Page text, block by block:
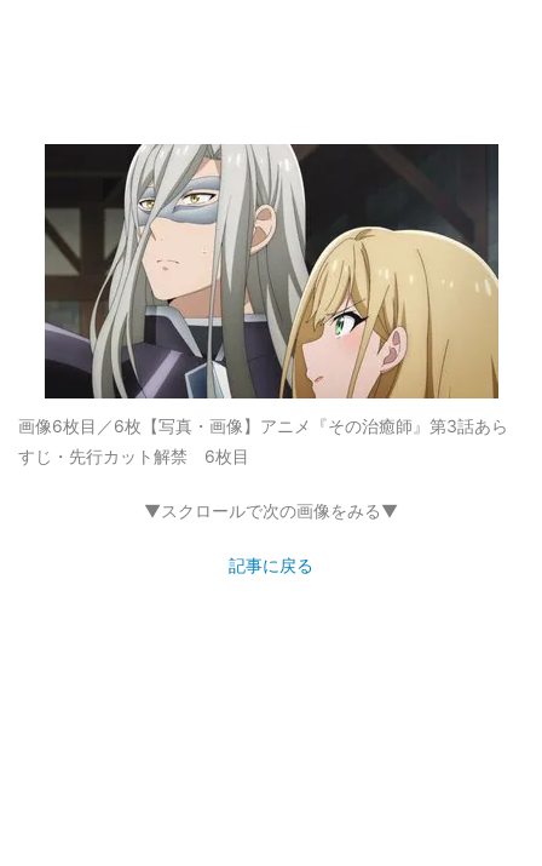
画像6枚目／6枚 【写真・画像】アニメ『その治癒師』第3話あら
すじ・先行カット解禁 6枚目
▼スクロールで次の画像をみる▼
記事に戻る